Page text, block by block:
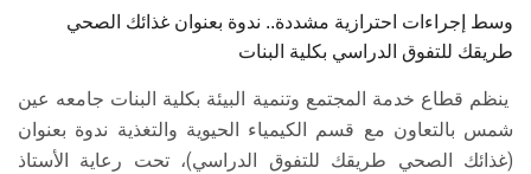
سجل الان
وسط إجراءات احترازية مشددة.. ندوة بعنوان غذائك الصحي
طريقك للتفوق الدراسي بكلية البنات
ينظم قطاع خدمة المجتمع وتنمية البيئة بكلية البنات جامعه عين
شمس بالتعاون مع قسم الكيمياء الحيوية والتغذية ندوة بعنوان
(غذائك الصحي طريقك للتفوق الدراسي)، تحت رعاية الأستاذ